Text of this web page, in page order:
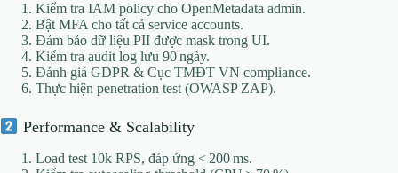
Kiểm tra IAM policy cho OpenMetadata admin.
Bật MFA cho tất cả service accounts.
Đảm bảo dữ liệu PII được mask trong UI.
Kiểm tra audit log lưu 90 ngày.
Đánh giá GDPR & Cục TMĐT VN compliance.
Thực hiện penetration test (OWASP ZAP).
Performance & Scalability
Load test 10k RPS, đáp ứng < 200 ms.